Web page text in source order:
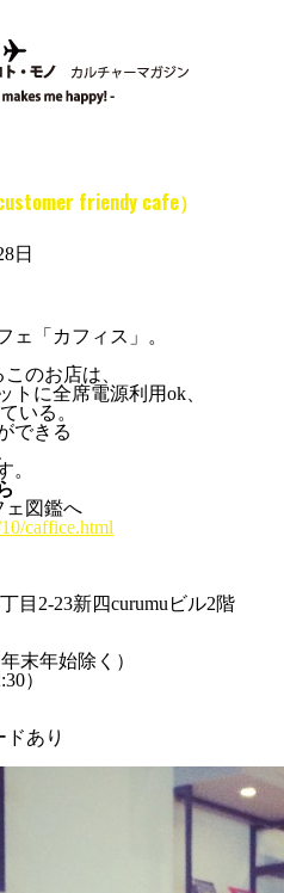
friendy cafe）
日
ェ「カフィス」。
のお店は、
トに全席電源利用ok、
いる。
できる
。
図鑑へ
caffice.html
目2-23新四curumuビル2階
末年始除く）
）
あり